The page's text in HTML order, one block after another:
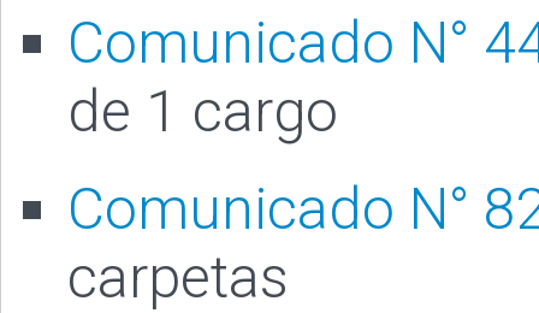
Comunicado N°
de 1 cargo
Comunicado N°
carpetas